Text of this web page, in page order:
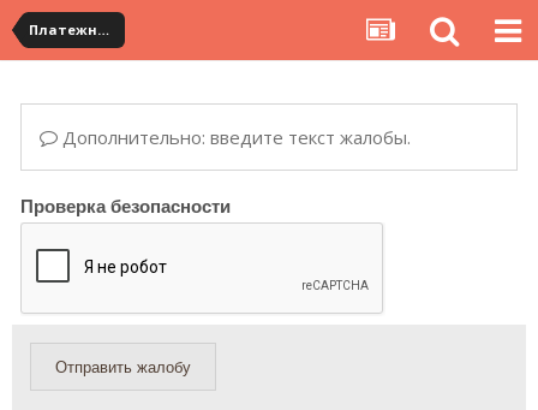
Платежная система ALIPAY и оплата банковскими картами
Дополнительно: введите текст жалобы.
Проверка безопасности
Отправить жалобу